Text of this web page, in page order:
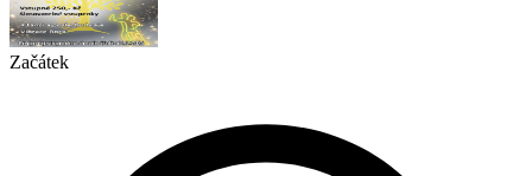
Začátek